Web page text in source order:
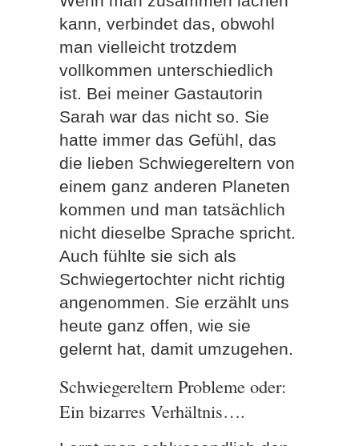
kann, verbindet das, obwohl
man vielleicht trotzdem
vollkommen unterschiedlich
ist. Bei meiner Gastautorin
Sarah war das nicht so. Sie
hatte immer das Gefühl, das
die lieben Schwiegereltern von
einem ganz anderen Planeten
kommen und man tatsächlich
nicht dieselbe Sprache spricht.
Auch fühlte sie sich als
Schwiegertochter nicht richtig
angenommen. Sie erzählt uns
heute ganz offen, wie sie
gelernt hat, damit umzugehen.
Schwiegereltern Probleme oder:
Ein bizarres Verhältnis….